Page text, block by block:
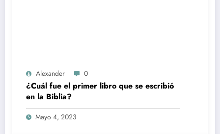
Alexander 0
¿Cuál fue el primer libro que se escribió
en la Biblia?
Mayo 4, 2023